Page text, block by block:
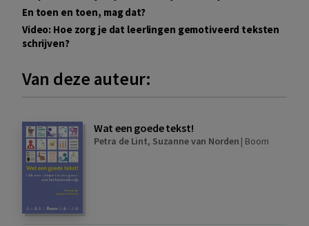
En toen en toen, mag dat?
Video: Hoe zorg je dat leerlingen gemotiveerd teksten
schrijven?
Van deze auteur:
Wat een goede tekst!
Petra de Lint, Suzanne van Norden | Boom